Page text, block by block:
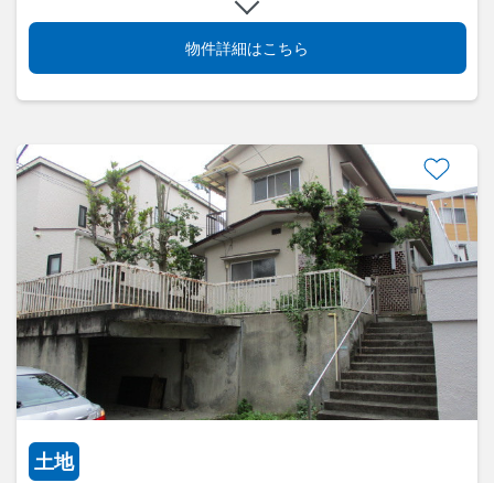
物件詳細はこちら
土地